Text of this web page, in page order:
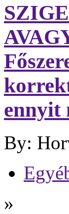
ennyit
By:
»